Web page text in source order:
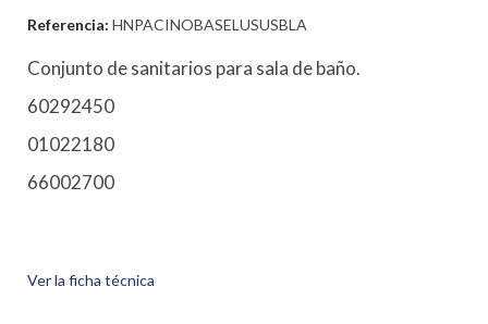
Referencia: HNPACINOBASELUSUSBLA
Conjunto de sanitarios para sala de baño.
60292450
01022180
66002700
Ver la ficha técnica